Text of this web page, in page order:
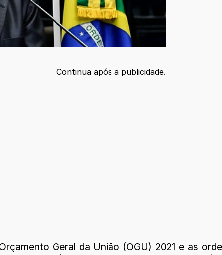
Continua após a publicidade.
Geral da União (OGU) 2021 e as